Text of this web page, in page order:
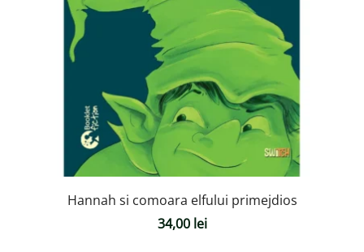
Hannah si comoara elfului primejdios
34,00 lei